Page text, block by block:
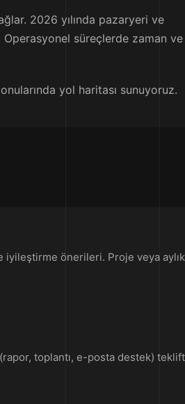
2026 yılında pazaryeri ve
Operasyonel süreçlerde zaman ve
yol haritası sunuyoruz.
iyileştirme önerileri. Proje veya aylık
toplantı, e-posta destek)